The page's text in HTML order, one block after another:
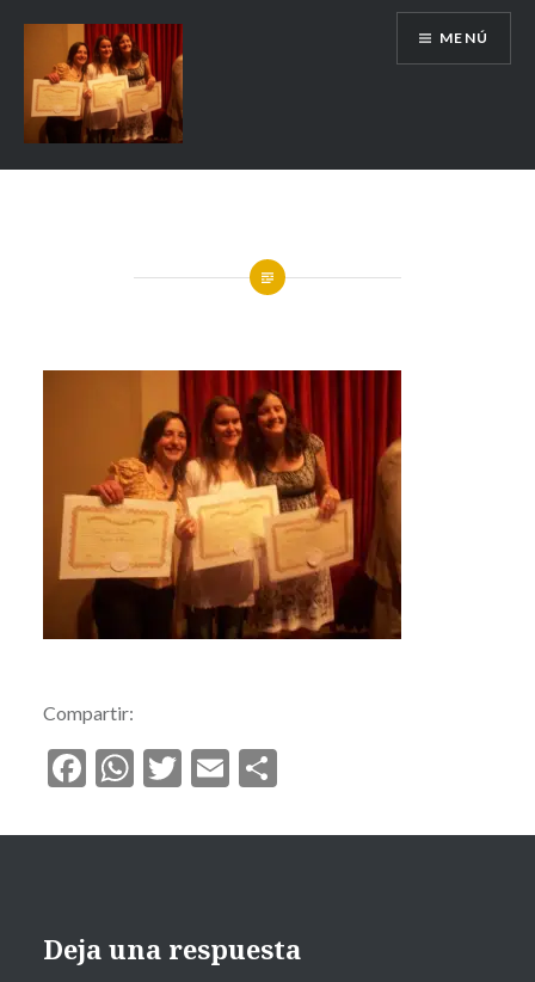
Escuela de Historia
MENÚ
Compartir:
Facebook
WhatsApp
Twitter
EmailCompartir
Deja una respuesta